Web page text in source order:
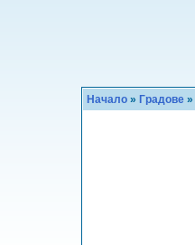
Начало » Градове »